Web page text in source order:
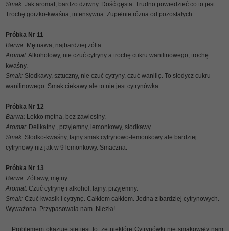
Smak: Jak aromat, bardzo dziwny. Dość gęsta. Trudno powiedzieć co to jest.
Trochę gorzko-kwaśna, intensywna. Zupełnie różna od pozostałych.
Próbka Nr 11
Barwa: Mętnawa, najbardziej żółta.
Aromat:Alkoholowy, nie czuć cytryny a trochę cukru wanilinowego, trochę
kwaśny.
Smak: Słodkawy, sztuczny, nie czuć cytryny, czuć wanilię. To słodycz cukru
wanilinowego. Smak ciekawy ale to nie jest cytrynówka.
Próbka Nr 12
Barwa: Lekko mętna, bez zawiesiny.
Aromat: Delikatny , przyjemny, lemonkowy, słodkawy.
Smak: Słodko-kwaśny, fajny smak cytrynowo-lemonkowy ale bardziej
cytrynowy niż jak w 9 lemonkowy. Smaczna.
Próbka Nr 13
Barwa: Żółtawy, mętny.
Aromat: Czuć cytrynę i alkohol, fajny, przyjemny.
Smak: Czuć kwasik i cytrynę. Całkiem całkiem. Jedna z bardziej cytrynowych.
Wyważona. Przypasowała nam. Niezła!